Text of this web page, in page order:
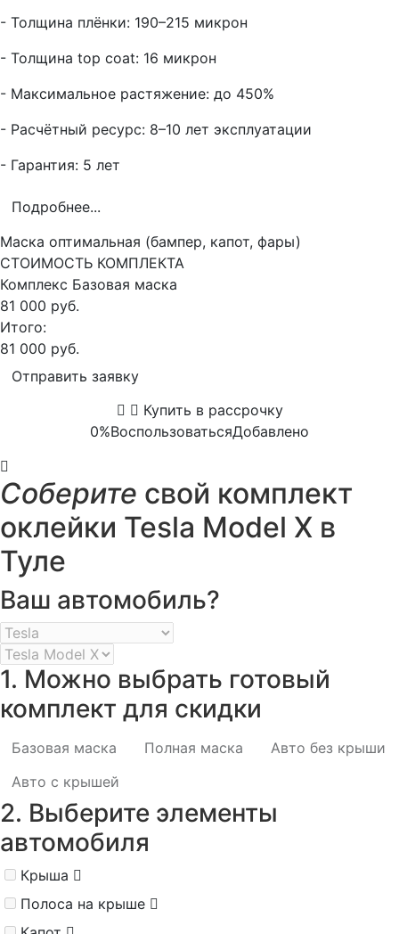
- Толщина плёнки: 190–215 микрон
- Толщина top coat: 16 микрон
- Максимальное растяжение: до 450%
- Расчётный ресурс: 8–10 лет эксплуатации
- Гарантия: 5 лет
Подробнее...
Маска оптимальная (бампер, капот, фары)
СТОИМОСТЬ КОМПЛЕКТА
Комплекс Базовая маска
81 000 руб.
Итого:
81 000 руб.
Отправить заявку
Купить в рассрочку
0%ВоспользоватьсяДобавлено
Соберите свой комплект
оклейки Tesla Model X в
Туле
Ваш автомобиль?
1. Можно выбрать готовый
комплект для скидки
Базовая маска Полная маска
Авто без крыши
Авто с крышей
2. Выберите элементы
автомобиля
Крыша
Полоса на крыше